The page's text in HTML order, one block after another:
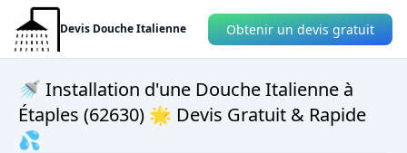
Devis Douche Italienne Obtenir un devis gratuit
🚿 Installation d'une Douche Italienne à
Étaples (62630) 🌟 Devis Gratuit & Rapide
💦